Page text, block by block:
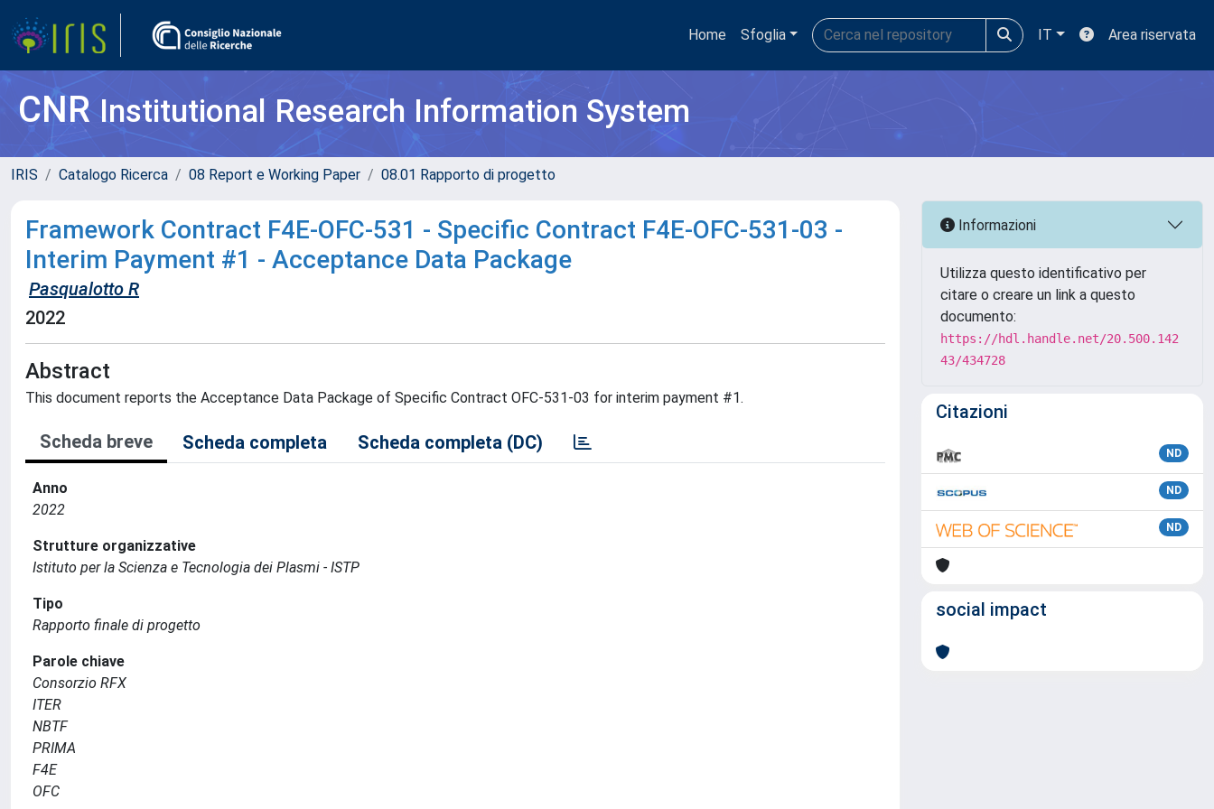
Home Sfoglia IT Area riservata
CNRInstitutional Research Information System
IRIS Catalogo Ricerca 08 Report e Working Paper 08.01 Rapporto di progetto
Framework Contract F4E-OFC-531 - Specific Contract F4E-OFC-531-03 -
Interim Payment #1 - Acceptance Data Package
Pasqualotto R
2022
Abstract
This document reports the Acceptance Data Package of Specific Contract OFC-531-03 for interim payment #1.
Scheda breve Scheda completa Scheda completa (DC)
Anno
2022
Strutture organizzative
Istituto per la Scienza e Tecnologia dei Plasmi - ISTP
Tipo
Rapporto finale di progetto
Parole chiave
Consorzio RFX
ITER
NBTF
PRIMA
F4E
OFC
Informazioni
Utilizza questo identificativo per
citare o creare un link a questo
documento:
https://hdl.handle.net/20.500.142
43/434728
Citazioni
ND
ND
ND
social impact